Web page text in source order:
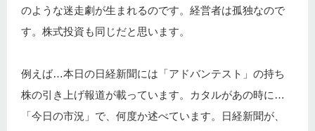
のような迷走劇が生まれるのです。経営者は孤独なので
す。株式投資も同じだと思います。
例えば…本日の日経新聞には「アドバンテスト」の持ち
株の引き上げ報道が載っています。カタルがあの時に…
「今日の市況」で、何度か述べています。日経新聞が、